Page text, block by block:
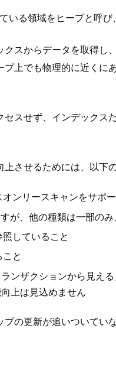
る領域をヒープと呼
スからデータを取得
上でも物理的に近く
スせず、インデック
させるためには、以下
ンリースキャンをサポ
が、他の種類は一部の
していること
と
ンザクションから見え
上は見込めません
の更新が追いついてい